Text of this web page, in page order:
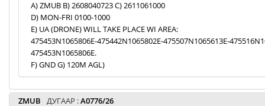
A) ZMUB B) 2608040723 C) 2611061000
D) MON-FRI 0100-1000
E) UA (DRONE) WILL TAKE PLACE WI AREA:
475453N1065806E-475442N1065802E-475507N1065613E-
475453N1065806E.
F) GND G) 120M AGL)
ZMUB ДУГААР :A0776/26